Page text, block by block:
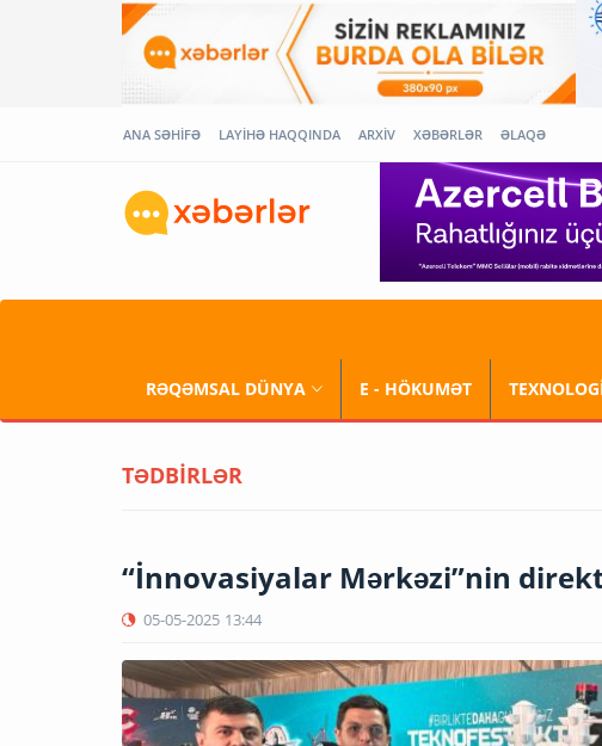
ANA SƏHİFƏ LAYİHƏ HAQQINDA ARXİV XƏBƏRLƏR ƏLAQƏ
RƏQƏMSAL DÜNYA E - HÖKUMƏT
TƏDBİRLƏR
“İnnovasiyalar Mərkəzi”nin
05-05-2025 13:44